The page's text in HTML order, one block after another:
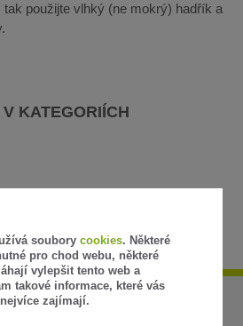
použijte vlhký (ne mokrý) hadřík a
KATEGORIÍCH
soubory cookies. Některé
pro chod webu, některé
vylepšit tento web a
takové informace, které vás
nejvíce zajímají.